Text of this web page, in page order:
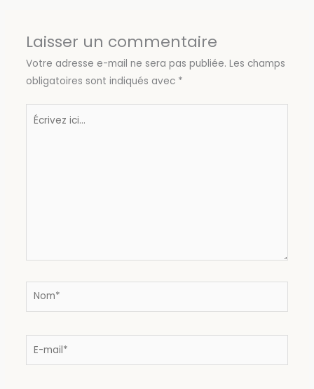
Laisser un commentaire
Votre adresse e-mail ne sera pas publiée. Les champs
obligatoires sont indiqués avec *
Écrivez
Nom*
E-